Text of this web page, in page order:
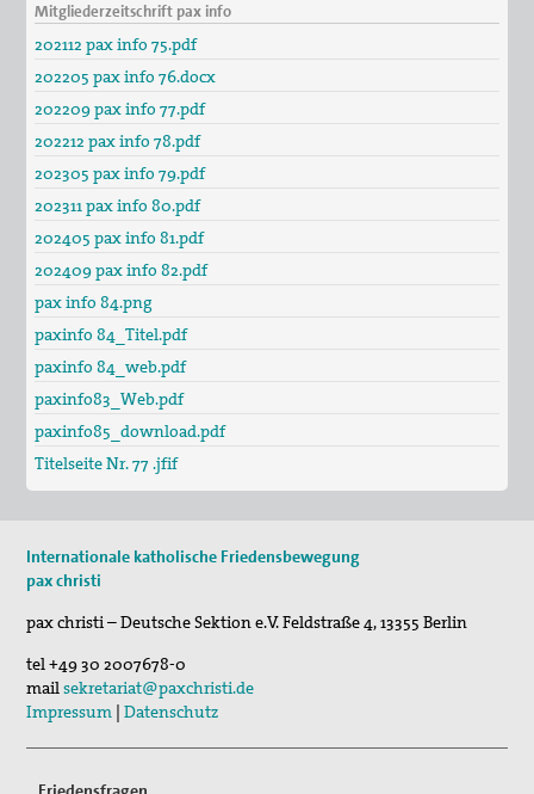
Die Kirche und der Krieg
Bibliothek
Vernetzung
Publikationen
"Alle müssen den Krieg verlästern"
Unser Standpunkt: Kirche als Friedensbewegung
Gottes auf Erden
Unsere Mitgliederzeitschrift pax info
Unsere Pressemitteilungen und Stellungnahmen
Das Thema "Frieden" bei der ACK Baden-Württemberg
Themenheft "Frieden" aus der Reihe "IMULSE für die
Newsletter
Bausteine für Friedensgebete und anderes zum
30. Aug 2026
St. Peter-Lindenberg: Lesungen unter den Lind…
25. Sep 2026
St. Peter-Lindenberg: Diözesanversammlung 202…
03. Okt 2026
Mitgliederzeitschrift pax info
202112 pax info 75.pdf
202205 pax info 76.docx
202209 pax info 77.pdf
202212 pax info 78.pdf
202305 pax info 79.pdf
202311 pax info 80.pdf
202405 pax info 81.pdf
202409 pax info 82.pdf
pax info 84.png
paxinfo 84_Titel.pdf
paxinfo 84_web.pdf
paxinfo83_Web.pdf
paxinfo85_download.pdf
Titelseite Nr. 77 .jfif
Internationale katholische Friedensbewegung
pax christi
pax christi – Deutsche Sektion e.V.Feldstraße 4,13355 Berlin
tel+49 30 2007678-0
mailsekretariat@paxchristi.de
Impressum |Datenschutz